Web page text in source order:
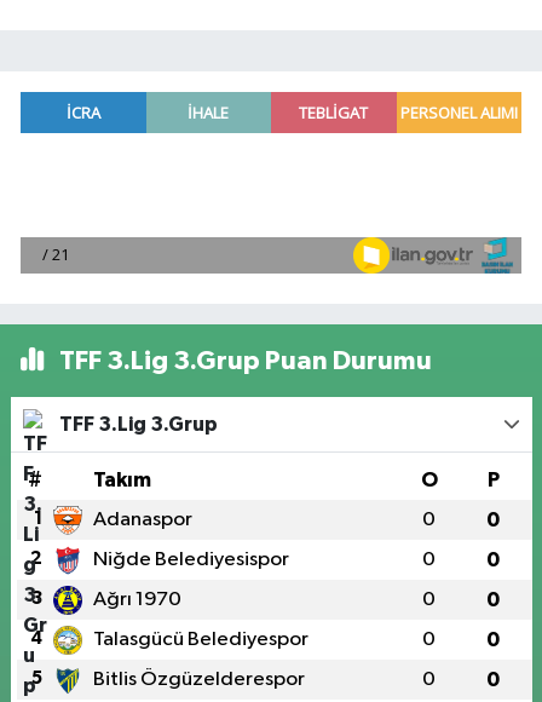
TFF 3.Lig 3.Grup Puan Durumu
TFF 3.Lig 3.Grup
# Takım O P
1 Adanaspor 0 0
2 Niğde Belediyesispor 0 0
3 Ağrı 1970 0 0
4 Talasgücü Belediyespor 0 0
5 Bitlis Özgüzelderespor 0 0